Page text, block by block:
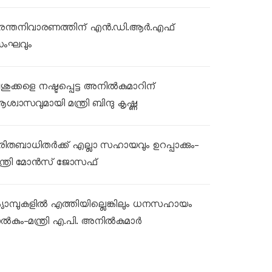
എൻ.ഡി.ആർ.എഫ്
നഷ്ടപ്പെട്ട അനിൽകുമാറിന്
മന്ത്രി ബിന്ദു കൃഷ്ണ
എല്ലാ സഹായവും ഉറപ്പാക്കും-
മോൻസ് ജോസഫ്
എത്തിയില്ലെങ്കിലും ധനസഹായം
മന്ത്രി എ.പി. അനിൽകുമാർ